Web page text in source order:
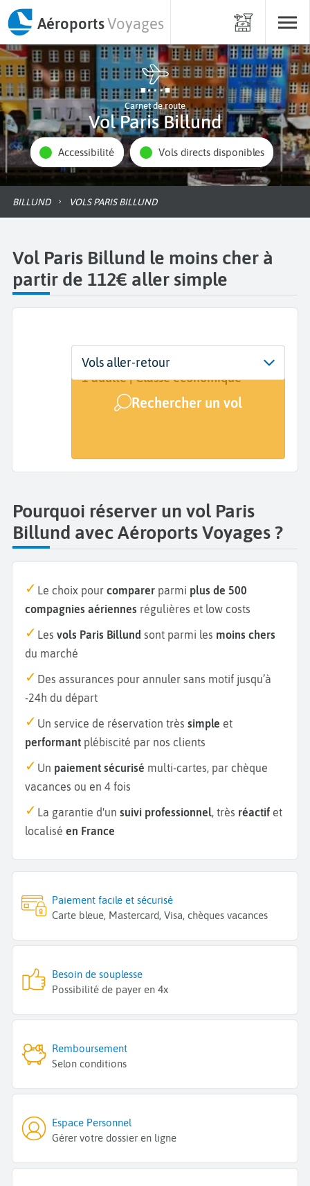
AéroportsVoyages
Carnet de route
Vol Paris Billund
Accessibilité Vols directs disponibles
BILLUND VOLS PARIS BILLUND
Vol Paris Billund le moins cher à
partir de 112€ aller simple
Départ
Paris (PAR)
Dates
Dates de votre voyage
Voyageurs | Classe
1 adulte | Classe économique
Rechercher un vol
Vols aller-retour
Pourquoi réserver un vol Paris
Billund avec Aéroports Voyages ?
Le choix pour comparer parmi plus de 500
compagnies aériennes régulières et low costs
Les vols Paris Billund sont parmi les moins chers
du marché
Des assurances pour annuler sans motif jusqu’à
-24h du départ
Un service de réservation très simple et
performant plébiscité par nos clients
Un paiement sécurisé multi-cartes, par chèque
vacances ou en 4 fois
La garantie d'un suivi professionnel, très réactif et
localisé en France
Paiement facile et sécurisé
Carte bleue, Mastercard, Visa, chèques vacances
Besoin de souplesse
Possibilité de payer en 4x
Remboursement
Selon conditions
Espace Personnel
Gérer votre dossier en ligne